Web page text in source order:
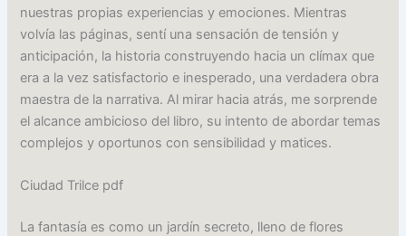
nuestras propias experiencias y emociones. Mientras
volvía las páginas, sentí una sensación de tensión y
anticipación, la historia construyendo hacia un clímax que
era a la vez satisfactorio e inesperado, una verdadera obra
maestra de la narrativa. Al mirar hacia atrás, me sorprende
el alcance ambicioso del libro, su intento de abordar temas
complejos y oportunos con sensibilidad y matices.
Ciudad Trilce pdf
La fantasía es como un jardín secreto, lleno de flores